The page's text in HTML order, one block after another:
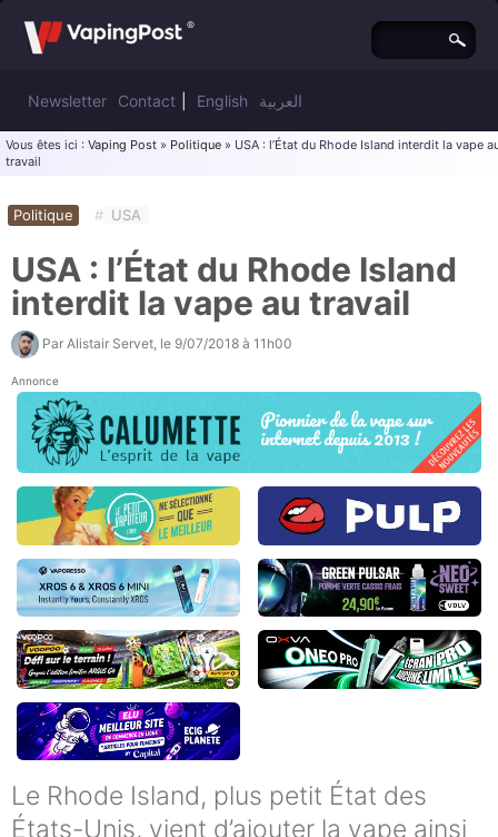
Newsletter Contact English العربية
Vous êtes ici : Vaping Post » Politique » USA : l’État du Rhode Island interdit la vape
travail
Politique # USA
USA : l’État du Rhode Island
interdit la vape au travail
Par Alistair Servet , le 9/07/2018 à 11h00
Annonce
Le Rhode Island, plus petit État des
États-Unis, vient d’ajouter la vape ainsi